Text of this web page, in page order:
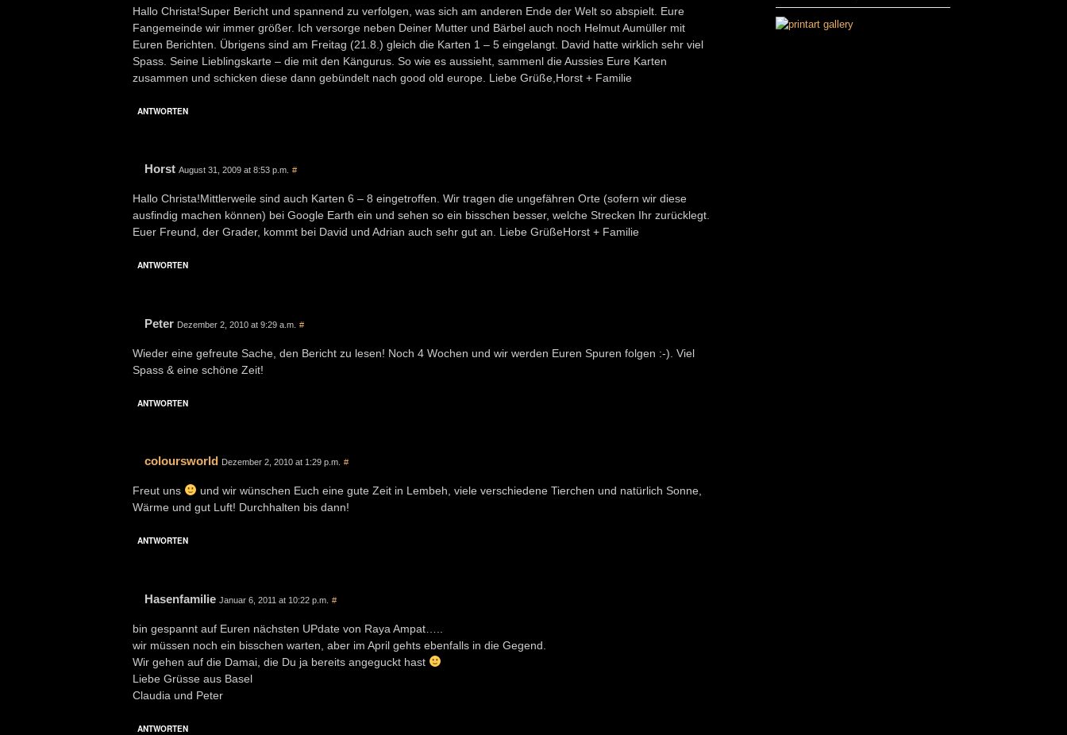
Hallo Christa!Super Bericht und spannend zu verfolgen, was sich am anderen Ende der Welt so abspielt. Eure
Fangemeinde wir immer größer. Ich versorge neben Deiner Mutter und Bärbel auch noch Helmut Aumüller mit
Euren Berichten. Übrigens sind am Freitag (21.8.) gleich die Karten 1 – 5 eingelangt. David hatte wirklich sehr viel
Spass. Seine Lieblingskarte – die mit den Kängurus. So wie es aussieht, sammenl die Aussies Eure Karten
zusammen und schicken diese dann gebündelt nach good old europe. Liebe Grüße,Horst + Familie
ANTWORTEN
Horst August 31, 2009 at 8:53 p.m. #
Hallo Christa!Mittlerweile sind auch Karten 6 – 8 eingetroffen. Wir tragen die ungefähren Orte (sofern wir diese
ausfindig machen können) bei Google Earth ein und sehen so ein bisschen besser, welche Strecken Ihr zurücklegt.
Euer Freund, der Grader, kommt bei David und Adrian auch sehr gut an. Liebe GrüßeHorst + Familie
ANTWORTEN
Peter Dezember 2, 2010 at 9:29 a.m. #
Wieder eine gefreute Sache, den Bericht zu lesen! Noch 4 Wochen und wir werden Euren Spuren folgen :-). Viel
Spass & eine schöne Zeit!
ANTWORTEN
coloursworld Dezember 2, 2010 at 1:29 p.m. #
Freut uns
und wir wünschen Euch eine gute Zeit in Lembeh, viele verschiedene Tierchen und natürlich Sonne,
Wärme und gut Luft! Durchhalten bis dann!
ANTWORTEN
Hasenfamilie Januar 6, 2011 at 10:22 p.m. #
bin gespannt auf Euren nächsten UPdate von Raya Ampat…..
wir müssen noch ein bisschen warten, aber im April gehts ebenfalls in die Gegend.
Wir gehen auf die Damai, die Du ja bereits angeguckt hast
Liebe Grüsse aus Basel
Claudia und Peter
ANTWORTEN